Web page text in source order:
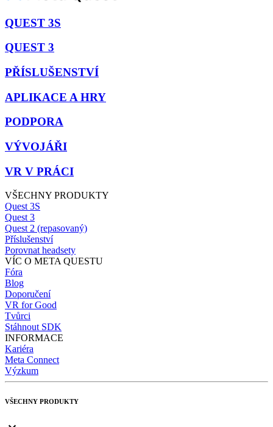
QUEST 3S
QUEST 3
PŘÍSLUŠENSTVÍ
APLIKACE A HRY
PODPORA
VÝVOJÁŘI
VR V PRÁCI
VŠECHNY PRODUKTY
Quest 3S
Quest 3
Quest 2 (repasovaný)
Příslušenství
Porovnat headsety
VÍC O META QUESTU
Fóra
Blog
Doporučení
VR for Good
Tvůrci
Stáhnout SDK
INFORMACE
Kariéra
Meta Connect
Výzkum
VŠECHNY PRODUKTY